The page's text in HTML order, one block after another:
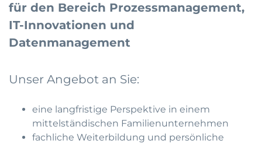
für den Bereich Prozessmanagement,
IT-Innovationen und
Datenmanagement
Unser Angebot an Sie:
eine langfristige Perspektive in einem
mittelständischen Familienunternehmen
fachliche Weiterbildung und persönliche